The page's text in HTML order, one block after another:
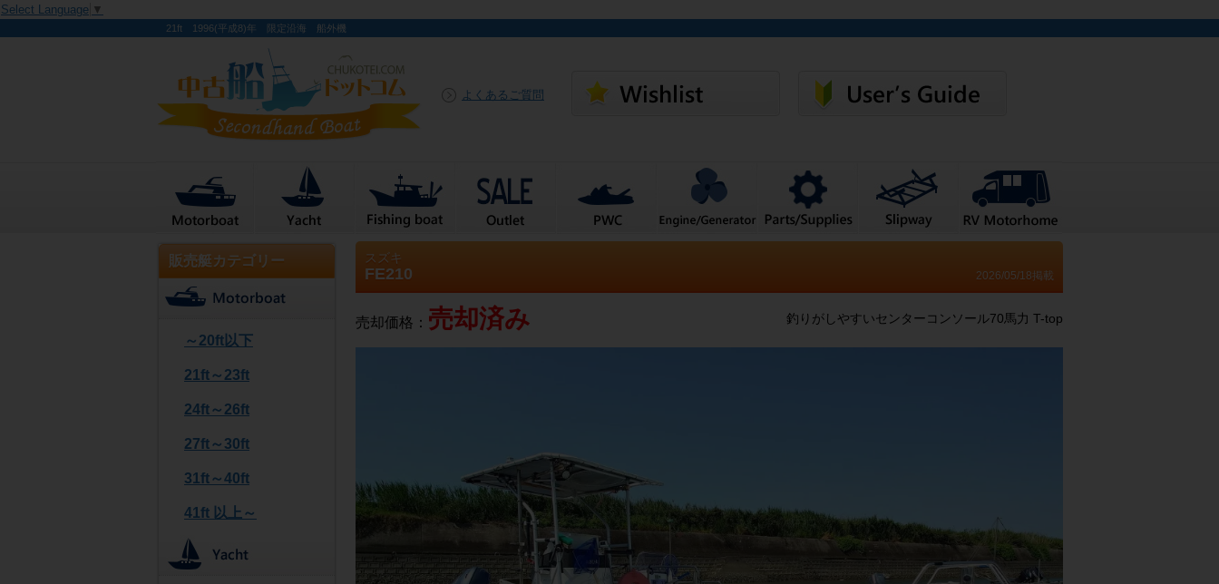
Select Language ▼
21ft 1996(平成8)年 限定沿海 船外機
よくあるご質問
販売艇カテゴリー
～20ft以下
21ft～23ft
24ft～26ft
27ft～30ft
31ft～40ft
41ft 以上～
スズキ
FE210 2026/05/18掲載
売却価格： 売却済み 釣りがしやすいセンターコンソール70馬力 T-top